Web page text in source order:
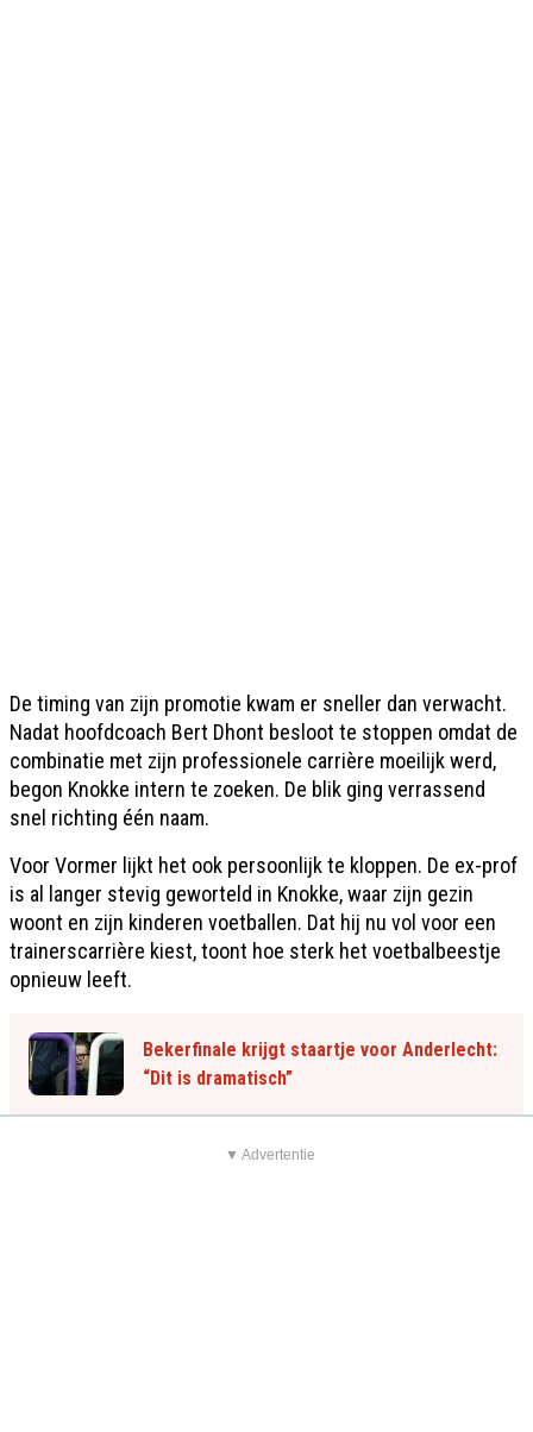
De timing van zijn promotie kwam er sneller dan verwacht.
Nadat hoofdcoach Bert Dhont besloot te stoppen omdat de
combinatie met zijn professionele carrière moeilijk werd,
begon Knokke intern te zoeken. De blik ging verrassend
snel richting één naam.
Voor Vormer lijkt het ook persoonlijk te kloppen. De ex-prof
is al langer stevig geworteld in Knokke, waar zijn gezin
woont en zijn kinderen voetballen. Dat hij nu vol voor een
trainerscarrière kiest, toont hoe sterk het voetbalbeestje
opnieuw leeft.
Bekerfinale krijgt staartje voor Anderlecht:
“Dit is dramatisch”
▼ Advertentie